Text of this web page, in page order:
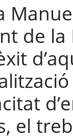
de la
el